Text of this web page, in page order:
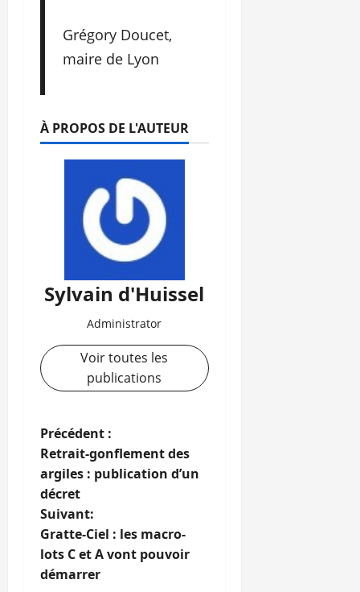
Grégory Doucet,
maire de Lyon
À PROPOS DE L'AUTEUR
Sylvain d'Huissel
Administrator
Voir toutes les
publications
N
a
v
i
g
Précédent :
Retrait-gonflement des
argiles : publication d’un
décret
Suivant:
Gratte-Ciel : les macro-
lots C et A vont pouvoir
démarrer